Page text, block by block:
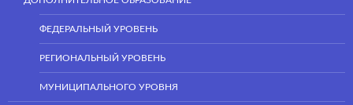
ФЕДЕРАЛЬНЫЙ УРОВЕНЬ
РЕГИОНАЛЬНЫЙ УРОВЕНЬ
МУНИЦИПАЛЬНОГО УРОВНЯ